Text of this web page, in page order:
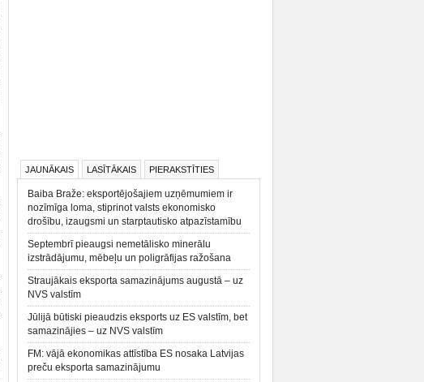
JAUNĀKAIS LASĪTĀKAIS PIERAKSTĪTIES
Baiba Braže: eksportējošajiem uzņēmumiem ir
nozīmīga loma, stiprinot valsts ekonomisko
drošību, izaugsmi un starptautisko atpazīstamību
Septembrī pieaugsi nemetālisko minerālu
izstrādājumu, mēbeļu un poligrāfijas ražošana
Straujākais eksporta samazinājums augustā – uz
NVS valstīm
Jūlijā būtiski pieaudzis eksports uz ES valstīm, bet
samazinājies – uz NVS valstīm
FM: vājā ekonomikas attīstība ES nosaka Latvijas
preču eksporta samazinājumu